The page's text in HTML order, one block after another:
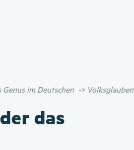
Genus im Deutschen Volksglauben
das